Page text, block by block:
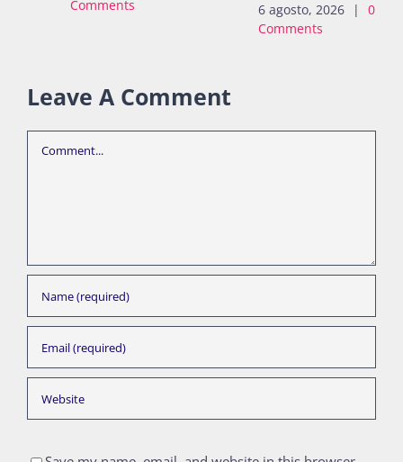
Comments
6 agosto, 2026 |
0
Comments
Leave A Comment
Comment